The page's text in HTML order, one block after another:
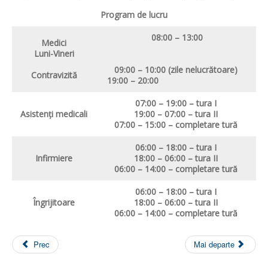
Program de lucru
Medici
Luni-Vineri
Contravizită
08:00 – 13:00
09:00 – 10:00 (zile nelucrătoare)
19:00 – 20:00
Asistenţi medicali
07:00 – 19:00 – tura I
19:00 – 07:00 – tura II
07:00 – 15:00 – completare tură
Infirmiere
06:00 – 18:00 – tura I
18:00 – 06:00 – tura II
06:00 – 14:00 – completare tură
Îngrijitoare
06:00 – 18:00 – tura I
18:00 – 06:00 – tura II
06:00 – 14:00 – completare tură
Prec Mai departe